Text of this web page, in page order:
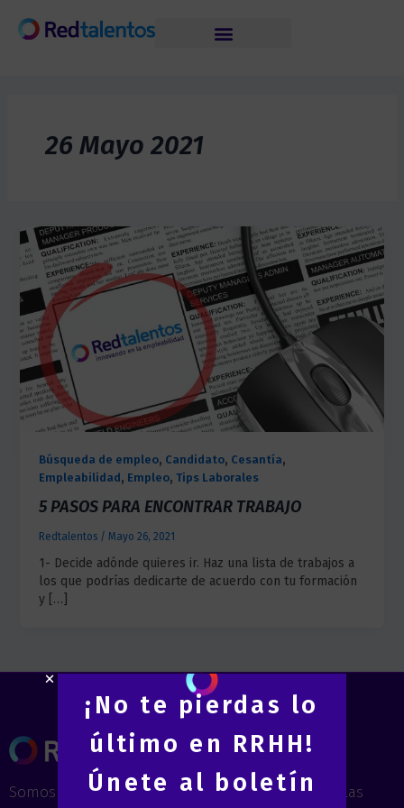
content
26 Mayo 2021
Búsqueda de empleo, Candidato, Cesantía,
Empleabilidad, Empleo, Tips Laborales
5 PASOS PARA ENCONTRAR TRABAJO
Redtalentos / Mayo 26, 2021
1- Decide adónde quieres ir. Haz una lista de trabajos a
los que podrías dedicarte de acuerdo con tu formación
y […]
Somos especialistas en mejorar el potencial de las
¡No te pierdas lo
último en RRHH!
Únete al boletín